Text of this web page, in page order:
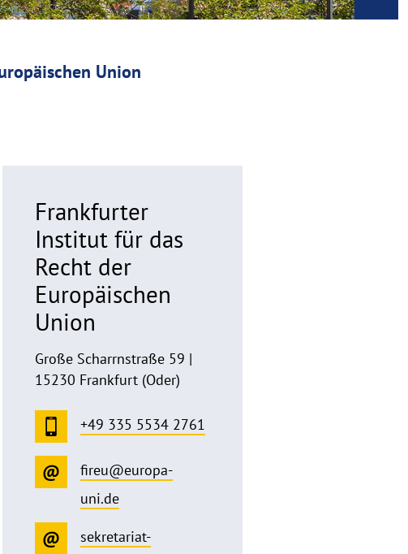
Union
Frankfurter
Institut für das
Recht der
Europäischen
Union
Große Scharrnstraße 59 |
15230 Frankfurt (Oder)
+49 335 5534 2761
fireu@europa-
uni.de
sekretariat-